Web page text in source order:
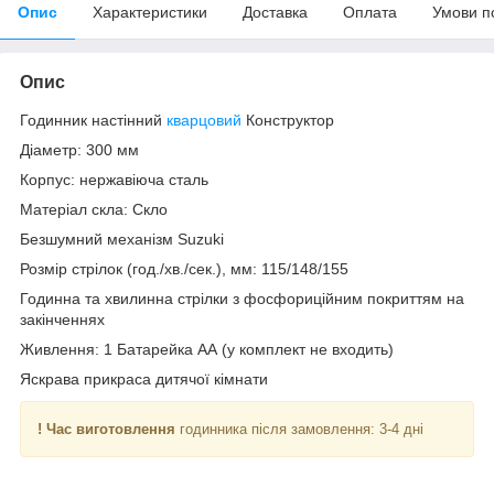
Опис Характеристики Доставка Оплата Умови
Опис
Годинник настінний кварцовий Конструктор
Діаметр: 300 мм
Корпус: нержавіюча сталь
Матеріал скла: Скло
Безшумний механізм Suzuki
Розмір стрілок (год./хв./сек.), мм: 115/148/155
Годинна та хвилинна стрілки з фосфориційним покриттям на
закінченнях
Живлення: 1 Батарейка АА (у комплект не входить)
Яскрава прикраса дитячої кімнати
! Час виготовлення годинника після замовлення: 3-4 дні